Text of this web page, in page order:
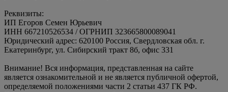
Реквизиты:
ИП Егоров Семен Юрьевич
ИНН 667210526534 / ОГРНИП 323665800089041
Юридический адрес: 620100 Россия, Свердловская обл. г.
Екатеринбург, ул. Сибирский тракт 8б, офис 331
Внимание! Вся информация, представленная на сайте
является ознакомительной и не является публичной офертой,
определяемой положениями части 2 статьи 437 ГК РФ.